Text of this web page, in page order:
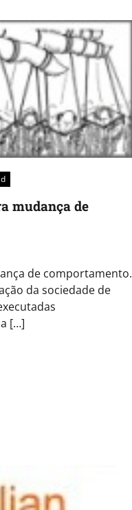
mudança de
de comportamento.
da sociedade de
[…]